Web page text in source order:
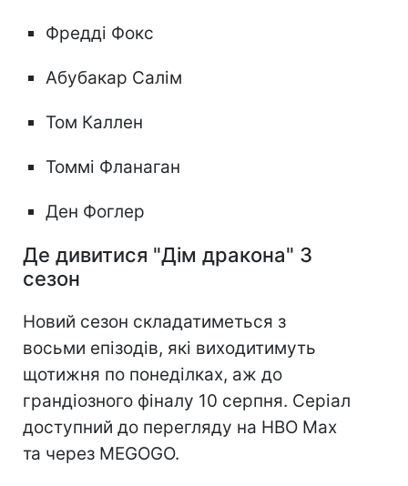
Фредді Фокс
Абубакар Салім
Том Каллен
Томмі Фланаган
Ден Фоглер
Де дивитися "Дім дракона" 3
сезон
Новий сезон складатиметься з
восьми епізодів, які виходитимуть
щотижня по понеділках, аж до
грандіозного фіналу 10 серпня. Серіал
доступний до перегляду на HBO Max
та через MEGOGO.